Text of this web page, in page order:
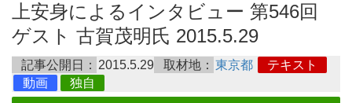
上安身によるインタビュー 第546回
ゲスト 古賀茂明氏 2015.5.29
記事公開日： 2015.5.29 取材地： 東京都
テキスト
動画
独自